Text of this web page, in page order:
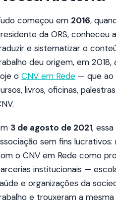
começou em 2016,
da ORS, conheceu
e sistematizar o
deu origem, em
o CNV em Rede — que ao
livros, oficinas,
3 de agosto de 2021,
sem fins lucrativos:
o CNV em Rede como
institucionais —
e organizações da
e trouxeram a